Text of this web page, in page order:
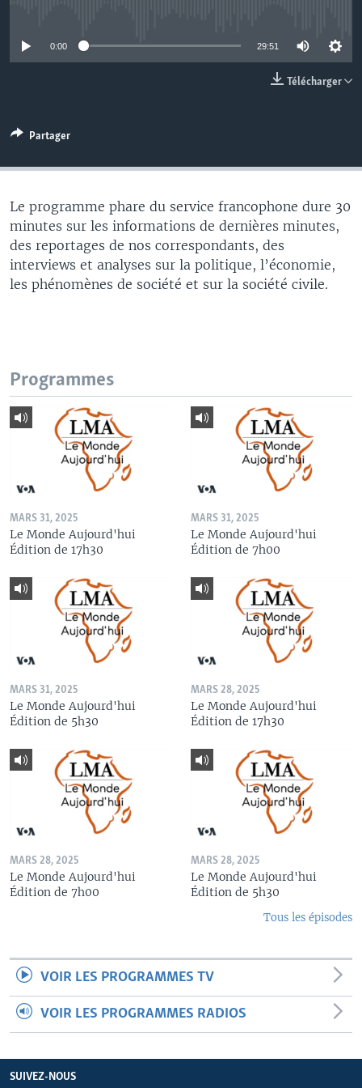
0:00 29:51
Télécharger
Partager
Le programme phare du service francophone dure 30
minutes sur les informations de dernières minutes,
des reportages de nos correspondants, des
interviews et analyses sur la politique, l’économie,
les phénomènes de société et sur la société civile.
Programmes
MARS 31, 2025
Le Monde Aujourd'hui
Édition de 17h30
MARS 31, 2025
Le Monde Aujourd'hui
Édition de 7h00
MARS 31, 2025
Le Monde Aujourd'hui
Édition de 5h30
MARS 28, 2025
Le Monde Aujourd'hui
Édition de 17h30
MARS 28, 2025
Le Monde Aujourd'hui
Édition de 7h00
MARS 28, 2025
Le Monde Aujourd'hui
Édition de 5h30
Tous les épisodes
VOIR LES PROGRAMMES TV
VOIR LES PROGRAMMES RADIOS
SUIVEZ-NOUS